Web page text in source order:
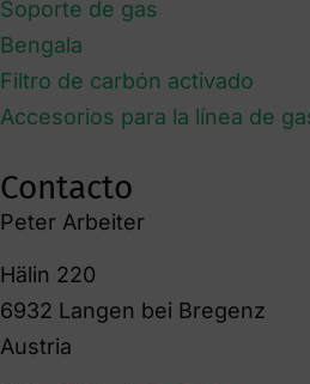
Soporte de gas
Bengala
Filtro de carbón activado
Accesorios para la línea de
Contacto
Peter Arbeiter
Hälin 220
6932 Langen bei Bregenz
Austria